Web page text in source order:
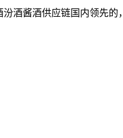
酒酱酒供应链国内领先的